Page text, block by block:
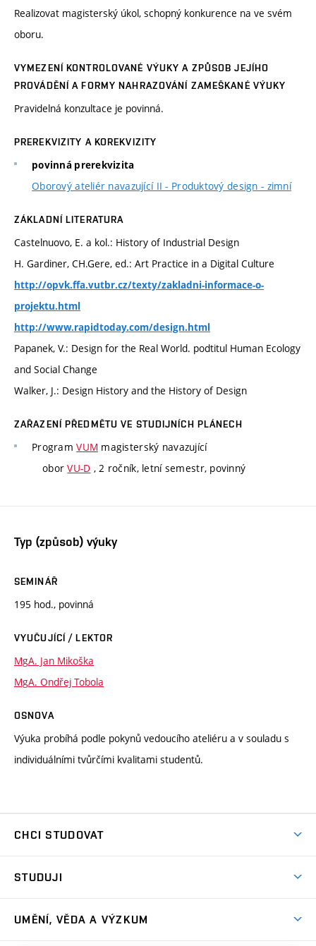
Realizovat magisterský úkol, schopný konkurence na ve svém
oboru.
VYMEZENÍ KONTROLOVANÉ VÝUKY A ZPŮSOB JEJÍHO
PROVÁDĚNÍ A FORMY NAHRAZOVÁNÍ ZAMEŠKANÉ VÝUKY
Pravidelná konzultace je povinná.
PREREKVIZITY A KOREKVIZITY
povinná prerekvizita
Oborový ateliér navazující II - Produktový design - zimní
ZÁKLADNÍ LITERATURA
Castelnuovo, E. a kol.: History of Industrial Design
H. Gardiner, CH.Gere, ed.: Art Practice in a Digital Culture
http://opvk.ffa.vutbr.cz/texty/zakladni-informace-o-
projektu.html
http://www.rapidtoday.com/design.html
Papanek, V.: Design for the Real World. podtitul Human Ecology
and Social Change
Walker, J.: Design History and the History of Design
ZAŘAZENÍ PŘEDMĚTU VE STUDIJNÍCH PLÁNECH
ProgramVUM magisterský navazující
oborVU-D , 2 ročník, letní semestr, povinný
Typ (způsob) výuky
SEMINÁŘ
195 hod., povinná
VYUČUJÍCÍ / LEKTOR
MgA. Jan Mikoška
MgA. Ondřej Tobola
OSNOVA
Výuka probíhá podle pokynů vedoucího ateliéru a v souladu s
individuálními tvůrčími kvalitami studentů.
CHCI STUDOVAT
Přijímačky
Dny otevřených dveří
STUDUJI
UMĚNÍ, VĚDA A VÝZKUM